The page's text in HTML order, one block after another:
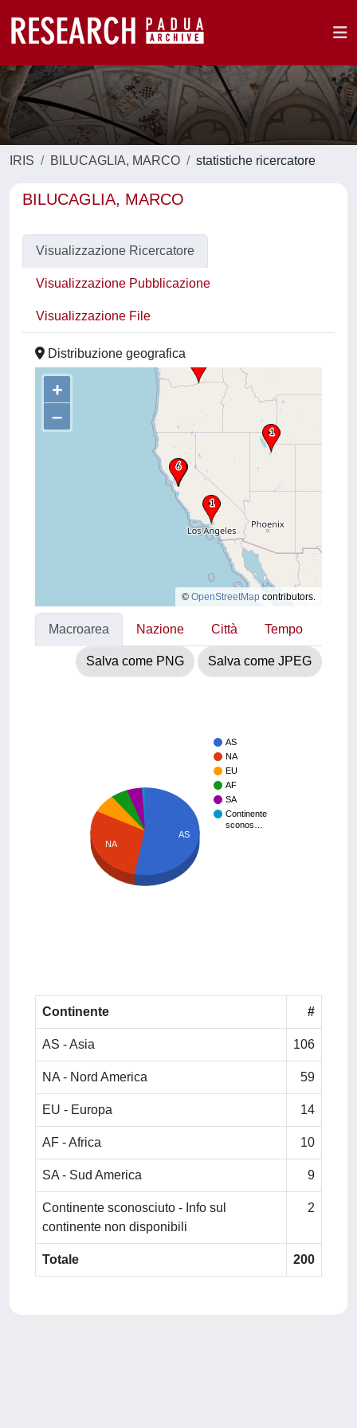
IRIS BILUCAGLIA, MARCO statistiche ricercatore
BILUCAGLIA, MARCO
Visualizzazione Ricercatore
Visualizzazione Pubblicazione
Visualizzazione File
Distribuzione geografica
+
–
© OpenStreetMap contributors.
Macroarea Nazione Città Tempo
Salva come PNG Salva come JPEG
AS
NA
EU
AF
SA
Continente
sconos…
NA
AS
Continente #
AS - Asia 106
NA - Nord America 59
EU - Europa 14
AF - Africa 10
SA - Sud America 9
Continente sconosciuto - Info sul
continente non disponibili
2
Totale 200